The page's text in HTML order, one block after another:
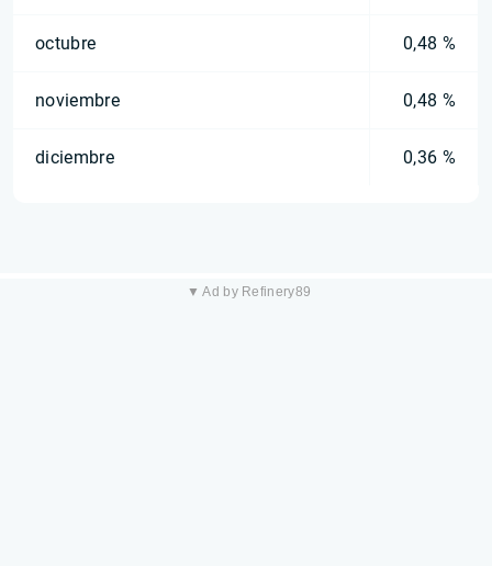
octubre 0,48 %
noviembre 0,48 %
diciembre 0,36 %
▼ Ad by Refinery89